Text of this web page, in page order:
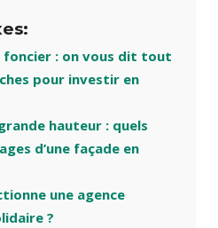
foncier : on vous dit tout
pour investir en
hauteur : quels
d’une façade en
une agence
?